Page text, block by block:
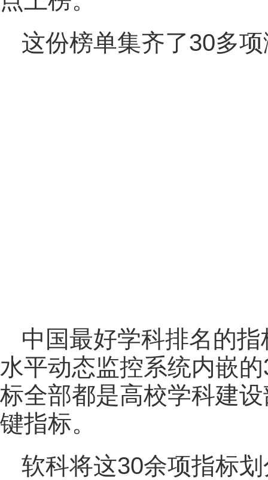
这份榜单集齐了30多
中国最好学科排名的
水平动态监控系统内嵌
标全部都是高校学科建
键指标。
软科将这30余项指标